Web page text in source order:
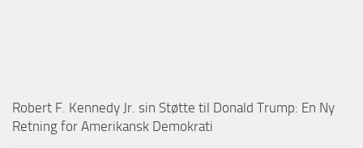
Robert F. Kennedy Jr. sin Støtte til Donald Trump: En Ny
Retning for Amerikansk Demokrati